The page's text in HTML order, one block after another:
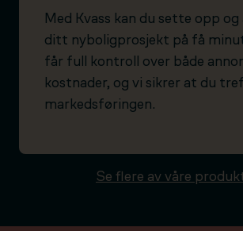
Med Kvass kan du sette opp og
ditt nyboligprosjekt på få
får full kontroll over både
kostnader, og vi sikrer at du
markedsføringen.
Se flere av våre